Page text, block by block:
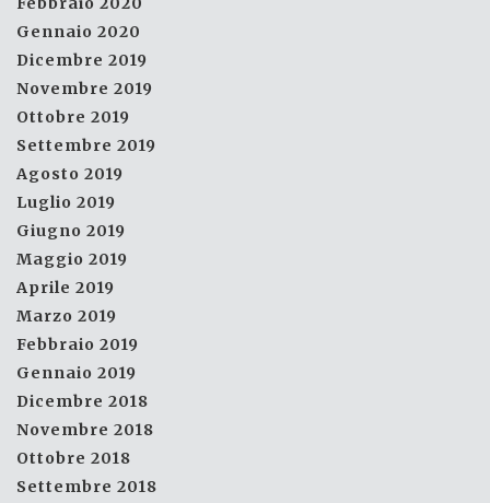
Gennaio 2020
Dicembre 2019
Novembre 2019
Ottobre 2019
Settembre 2019
Agosto 2019
Luglio 2019
Giugno 2019
Maggio 2019
Aprile 2019
Marzo 2019
Febbraio 2019
Gennaio 2019
Dicembre 2018
Novembre 2018
Ottobre 2018
Settembre 2018